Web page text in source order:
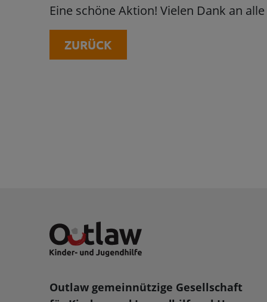
Eine schöne Aktion! Vielen Dank an
ZURÜCK
Outlaw gemeinnützige Gesellschaft